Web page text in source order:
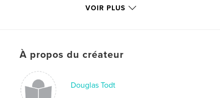
Lettre US, 22×28 cm
Langue
Mots-clés
telekinesis
VOIR PLUS
À propos du créateur
Douglas Todt